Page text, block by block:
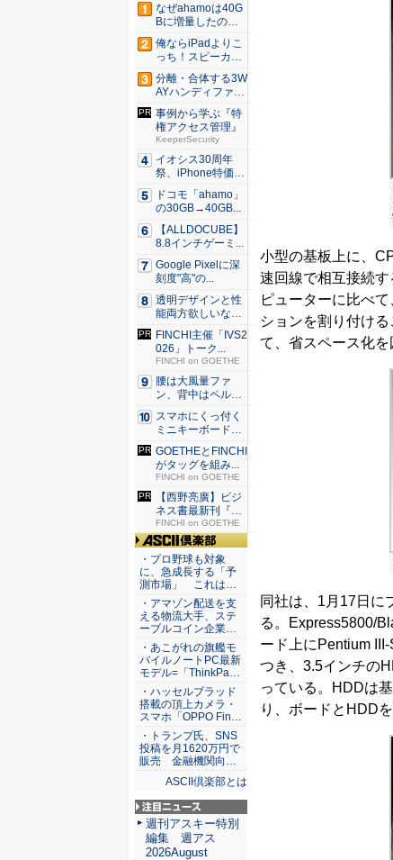
小型の基板上に、
速回線で相互接続
ピューターに比べ
ションを割り付け
て、省スペース化を
同社は、1月17日に
る。Express5800/
ード上にPentium
つき、3.5インチの
っている。HDDは
り、ボードとHDD
搭載
なぜahamoは40G
Bに増量したの
か ...
俺ならiPadよりこ
っち！スピーカー
9個...
分離・合体する3W
AYハンディファ
ン。置...
事例から学ぶ『特
権アクセス管理』
KeeperSecurity
イオシス30周年
祭、iPhone特価品
を...
ドコモ「ahamo」
の30GB→40GB...
【ALLDOCUBE】
8.8インチゲーミ...
Google Pixelに深
刻度"高"の...
透明デザインと性
能両方欲しいな
ら。LDA...
FINCHI主催「IVS2
026」トーク...
FINCHI on GOETHE
腰は大風量ファ
ン、背中はペルチ
ェ冷却。ダ...
スマホにくっ付く
ミニキーボード！
触ってわ...
GOETHEとFINCHI
がタッグを組み...
FINCHI on GOETHE
【西野亮廣】ビジ
ネス書最新刊『北
極星 僕...
FINCHI on GOETHE
ASCII倶楽部
・プロ野球も対象
に、急成長する「予
測市場」 これは…
・アマゾン配送を支
える物流大手、ステ
ーブルコイン企業…
・あこがれの旗艦モ
バイルノートPC最新
モデル=「ThinkPa…
・ハッセルブラッド
搭載の頂上カメラ・
スマホ「OPPO Fin…
・トランプ氏、SNS
投稿を月1620万円で
販売 金融機関向…
ASCII倶楽部とは
注目ニュース
週刊アスキー特別
編集 週アス
2026August